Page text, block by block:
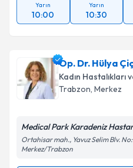
Yarın
10:00
Yarın
10:30
Op. Dr. Hülya
Kadın Hastalıkları
Trabzon, Merkez
Medical Park Karadeniz
Ortahisar mah., Yavuz Selim Blv.
Merkez/Trabzon